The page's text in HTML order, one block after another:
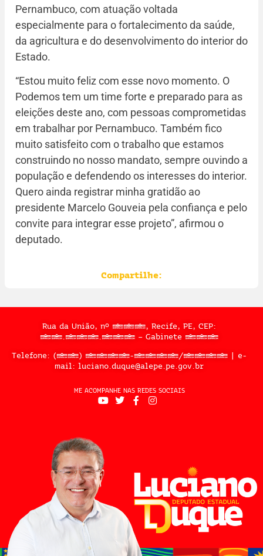
Pernambuco, com atuação voltada
especialmente para o fortalecimento da saúde,
da agricultura e do desenvolvimento do interior do
Estado.
“Estou muito feliz com esse novo momento. O
Podemos tem um time forte e preparado para as
eleições deste ano, com pessoas comprometidas
em trabalhar por Pernambuco. Também fico
muito satisfeito com o trabalho que estamos
construindo no nosso mandato, sempre ouvindo a
população e defendendo os interesses do interior.
Quero ainda registrar minha gratidão ao
presidente Marcelo Gouveia pela confiança e pelo
convite para integrar esse projeto”, afirmou o
deputado.
Compartilhe:
Rua da União, nº 397, Recife, PE, CEP:
50.050.909 – Gabinete 302
Telefone: (81) 3183-2467/2324 | e-
mail: luciano.duque@alepe.pe.gov.br
ME ACOMPANHE NAS REDES SOCIAIS